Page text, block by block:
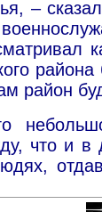
–
район
что и в